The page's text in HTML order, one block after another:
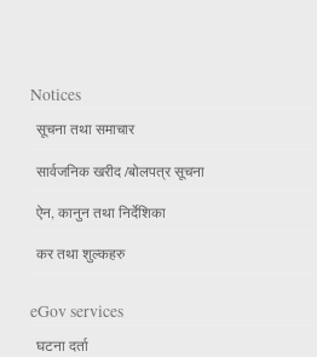
Notices
सूचना तथा समाचार
सार्वजनिक खरीद /बोलपत्र सूचना
ऐन, कानुन तथा निर्देशिका
कर तथा शुल्कहरु
eGov services
घटना दर्ता